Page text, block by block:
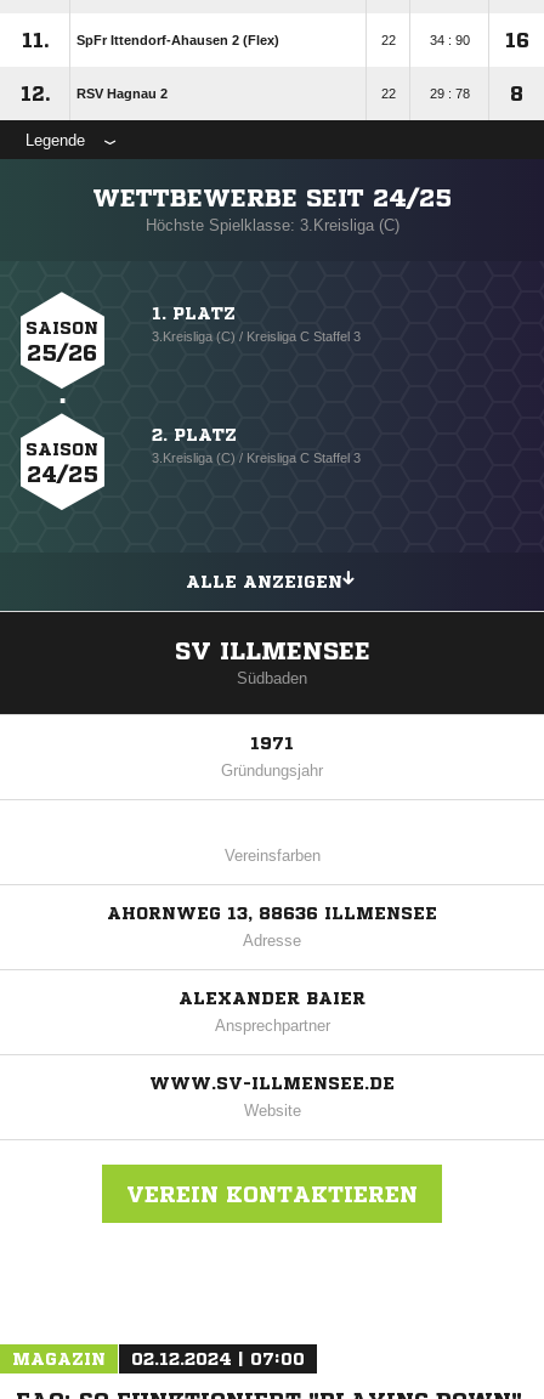
11. SpFr Ittendorf-Ahausen 2 (Flex) 22 34 : 90 16
12. RSV Hagnau 2 22 29 : 78 8
Legende
WETTBEWERBE SEIT 24/25
Höchste Spielklasse: 3.Kreisliga (C)
SAISON
25/26
1. PLATZ
3.Kreisliga (C) / Kreisliga C Staffel 3
SAISON
24/25
2. PLATZ
3.Kreisliga (C) / Kreisliga C Staffel 3
ALLE ANZEIGEN
SV ILLMENSEE
Südbaden
1971
Gründungsjahr
Vereinsfarben
AHORNWEG 13, 88636 ILLMENSEE
Adresse
ALEXANDER BAIER
Ansprechpartner
WWW.SV-ILLMENSEE.DE
Website
VEREIN KONTAKTIEREN
MAGAZIN 02.12.2024 | 07:00